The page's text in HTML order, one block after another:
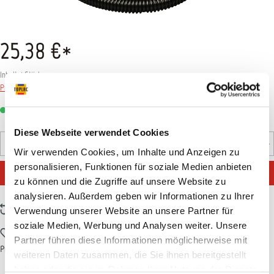
Diese Webseite verwendet Cookies
Wir verwenden Cookies, um Inhalte und Anzeigen zu
personalisieren, Funktionen für soziale Medien anbieten
zu können und die Zugriffe auf unsere Website zu
analysieren. Außerdem geben wir Informationen zu Ihrer
Verwendung unserer Website an unsere Partner für
soziale Medien, Werbung und Analysen weiter. Unsere
Partner führen diese Informationen möglicherweise mit
weiteren Daten zusammen, die Sie ihnen bereitgestellt
25,38 €*
Inhalt: 1 Stück
Preise inkl. MwSt. zzgl. Versandkosten
Sofort verfügbar, Lieferzeit: 1-3 Tage
Produkt Anzahl: Gib den gewünschten Wert ein oder
Stück
IN DEN WARENKORB
Zum Vergleich hinzufügen
Zum Merkzettel hinzufügen
Produktnummer: MIRKA409